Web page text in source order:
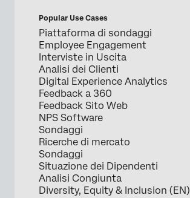
Popular Use Cases
Piattaforma di sondaggi
Employee Engagement
Interviste in Uscita
Analisi dei Clienti
Digital Experience Analytics
Feedback a 360
Feedback Sito Web
NPS Software
Sondaggi
Ricerche di mercato
Sondaggi
Situazione dei Dipendenti
Analisi Congiunta
Diversity, Equity & Inclusion (EN)